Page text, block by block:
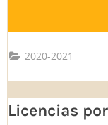
2020-2021
Licencias